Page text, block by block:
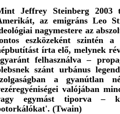
Jeffrey Steinberg 2003
az emigráns Leo
nagymestere az
eszközeként szintén a
írta elő, melynek
felhasználva –
szánt urbánus
a gyanútlan
valójában
egymást tiporva –
(Twain)